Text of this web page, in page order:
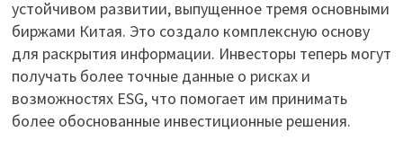
устойчивом развитии, выпущенное тремя основными
биржами Китая. Это создало комплексную основу
для раскрытия информации. Инвесторы теперь могут
получать более точные данные о рисках и
возможностях ESG, что помогает им принимать
более обоснованные инвестиционные решения.